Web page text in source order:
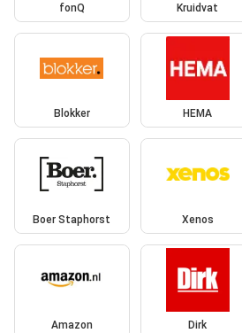
fonQ Kruidvat
Blokker HEMA
Boer Staphorst Xenos
Amazon Dirk